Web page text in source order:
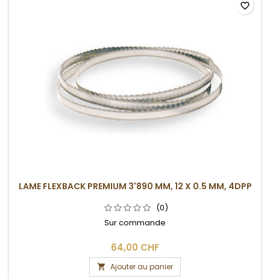
LAME FLEXBACK PREMIUM 3'890 MM, 12 X 0.5 MM, 4DPP
(0)
Sur commande
64,00 CHF
 Ajouter au panier
favorite_border